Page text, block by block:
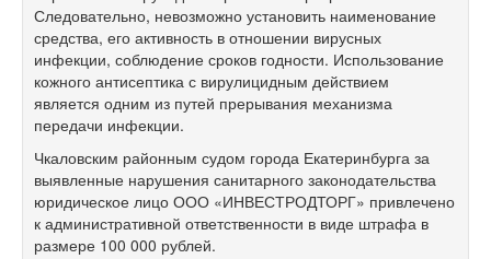
Следовательно, невозможно установить наименование
средства, его активность в отношении вирусных
инфекции, соблюдение сроков годности. Использование
кожного антисептика с вирулицидным действием
является одним из путей прерывания механизма
передачи инфекции.
Чкаловским районным судом города Екатеринбурга за
выявленные нарушения санитарного законодательства
юридическое лицо ООО «ИНВЕСТРОДТОРГ» привлечено
к административной ответственности в виде штрафа в
размере 100 000 рублей.